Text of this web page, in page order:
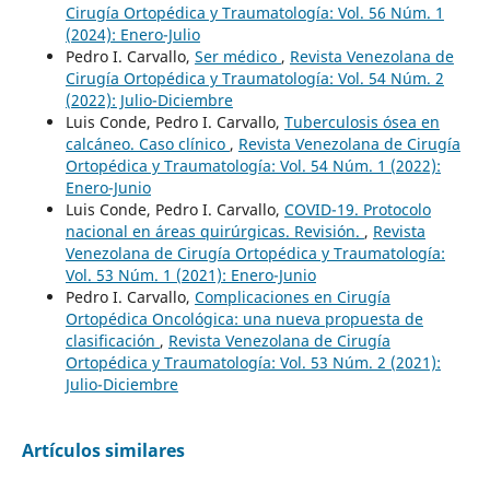
Cirugía Ortopédica y Traumatología: Vol. 56 Núm. 1
(2024): Enero-Julio
Pedro I. Carvallo, Ser médico , Revista Venezolana de
Cirugía Ortopédica y Traumatología: Vol. 54 Núm. 2
(2022): Julio-Diciembre
Luis Conde, Pedro I. Carvallo, Tuberculosis ósea en
calcáneo. Caso clínico , Revista Venezolana de Cirugía
Ortopédica y Traumatología: Vol. 54 Núm. 1 (2022):
Enero-Junio
Luis Conde, Pedro I. Carvallo, COVID-19. Protocolo
nacional en áreas quirúrgicas. Revisión. , Revista
Venezolana de Cirugía Ortopédica y Traumatología:
Vol. 53 Núm. 1 (2021): Enero-Junio
Pedro I. Carvallo, Complicaciones en Cirugía
Ortopédica Oncológica: una nueva propuesta de
clasificación , Revista Venezolana de Cirugía
Ortopédica y Traumatología: Vol. 53 Núm. 2 (2021):
Julio-Diciembre
Artículos similares